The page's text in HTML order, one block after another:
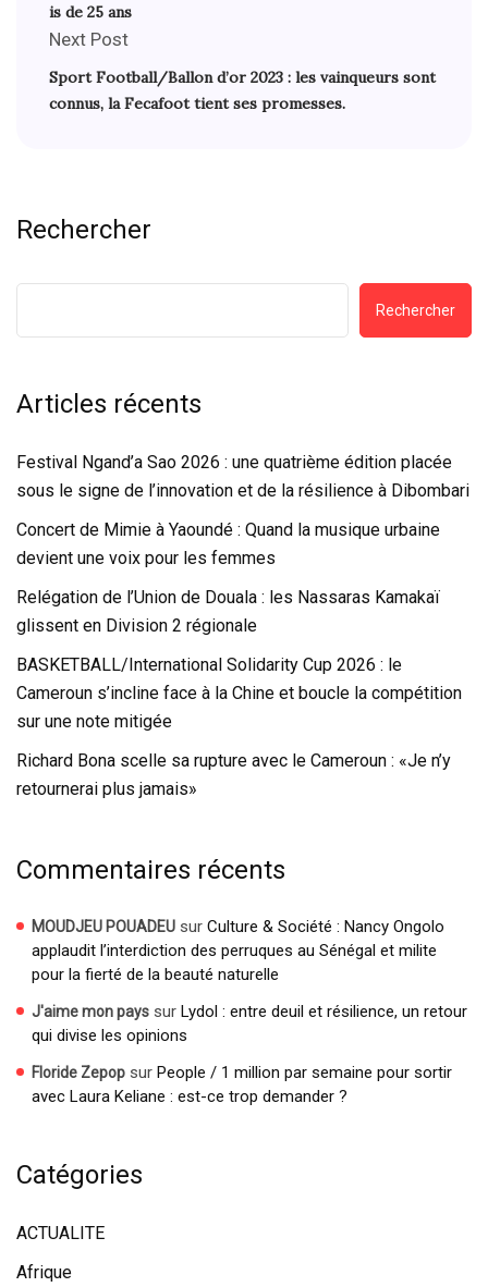
is de 25 ans
Next Post
Sport Football/Ballon d’or 2023 : les vainqueurs sont
connus, la Fecafoot tient ses promesses.
Rechercher
Rechercher
Articles récents
Festival Ngand’a Sao 2026 : une quatrième édition placée
sous le signe de l’innovation et de la résilience à Dibombari
Concert de Mimie à Yaoundé : Quand la musique urbaine
devient une voix pour les femmes
Relégation de l’Union de Douala : les Nassaras Kamakaï
glissent en Division 2 régionale
BASKETBALL/International Solidarity Cup 2026 : le
Cameroun s’incline face à la Chine et boucle la compétition
sur une note mitigée
Richard Bona scelle sa rupture avec le Cameroun : «Je n’y
retournerai plus jamais»
Commentaires récents
MOUDJEU POUADEU sur Culture & Société : Nancy Ongolo
applaudit l’interdiction des perruques au Sénégal et milite
pour la fierté de la beauté naturelle
J'aime mon pays sur Lydol : entre deuil et résilience, un retour
qui divise les opinions
Floride Zepop sur People / 1 million par semaine pour sortir
avec Laura Keliane : est-ce trop demander ?
Catégories
ACTUALITE
Afrique